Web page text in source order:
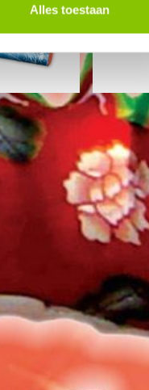
Alles toestaan